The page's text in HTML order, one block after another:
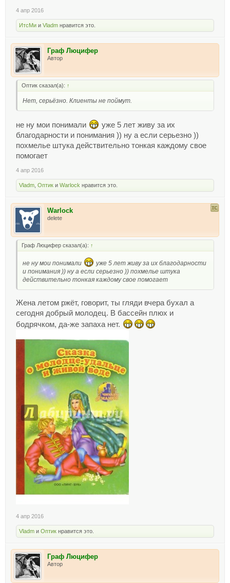
4 апр 2016
ИтсМи и Vladm нравится это.
Граф Люцифер
Автор
Оптик сказал(а): ↑
Нет, серьёзно. Клиенты не поймут.
не ну мои понимали
уже 5 лет живу за их
благодарности и понимания )) ну а если серьезно ))
похмелье штука действительно тонкая каждому свое
помогает
4 апр 2016
Vladm Оптик и Warlock нравится это.
Warlock
delete
Граф Люцифер сказал(а): ↑
не ну мои понимали
уже 5 лет живу за их благодарности
и понимания )) ну а если серьезно )) похмелье штука
действительно тонкая каждому свое помогает
Жена летом ржёт, говорит, ты гляди вчера бухал а
сегодня добрый молодец. В бассейн плюх и
бодрячком, да-же запаха нет.
4 апр 2016
Vladm и Оптик нравится это.
Граф Люцифер
Автор